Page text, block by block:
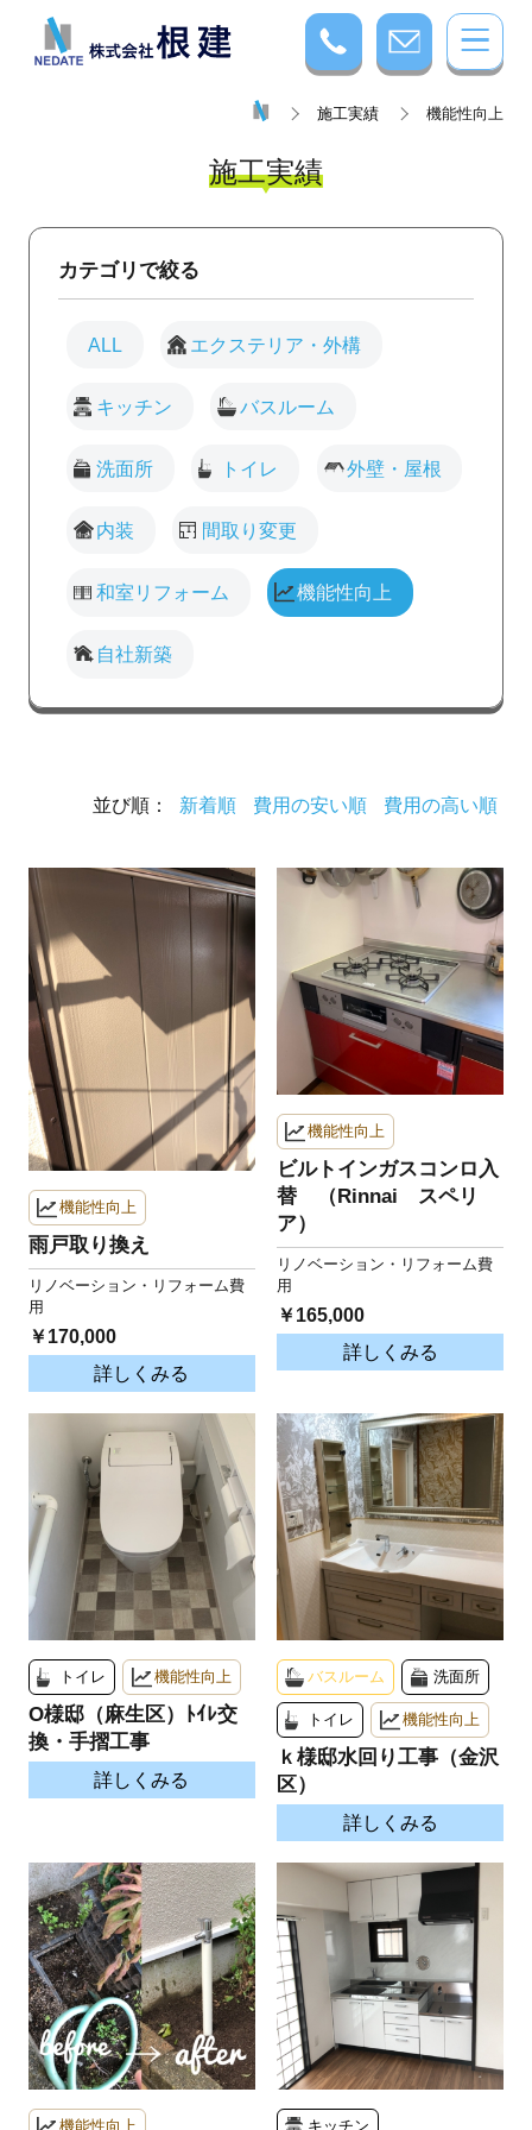
施工実績 機能性向上
施工実績
カテゴリで絞る
ALL エクステリア・外構
キッチン バスルーム
洗面所 トイレ 外壁・屋根
内装 間取り変更
和室リフォーム 機能性向上
自社新築
並び順： 新着順 費用の安い順 費用の高い順
機能性向上
雨戸取り換え
リノベーション・リフォーム費
用
￥170,000
詳しくみる
機能性向上
ビルトインガスコンロ入
替 （Rinnai スペリ
ア）
リノベーション・リフォーム費
用
￥165,000
詳しくみる
トイレ 機能性向上
O様邸（麻生区）ﾄｲﾚ交
換・手摺工事
詳しくみる
バスルーム 洗面所
トイレ 機能性向上
ｋ様邸水回り工事（金沢
区）
詳しくみる
機能性向上 キッチン